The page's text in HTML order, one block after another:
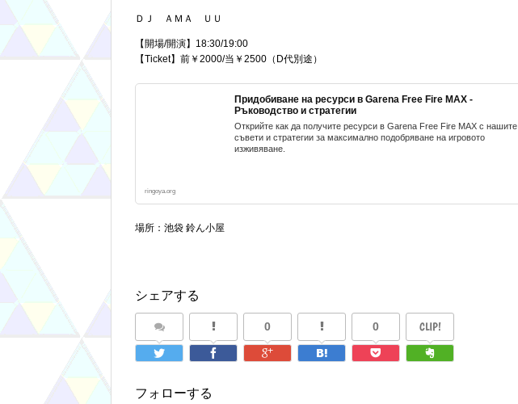
ＤＪ ＡＭＡ ＵＵ
【開場/開演】18:30/19:00
【Ticket】前￥2000/当￥2500（D代別途）
Придобиване на ресурси в Garena Free Fire MAX -
Ръководство и стратегии
Открийте как да получите ресурси в Garena Free Fire MAX с нашите
съвети и стратегии за максимално подобряване на игровото
изживяване.
ringoya.org
場所：池袋 鈴ん小屋
シェアする
0 0 CLIP!
フォローする